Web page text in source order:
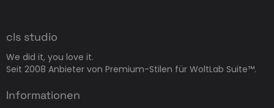
cls studio
We did it, you love it.
Seit 2008 Anbieter von Premium-Stilen für WoltLab Suite™.
Informationen